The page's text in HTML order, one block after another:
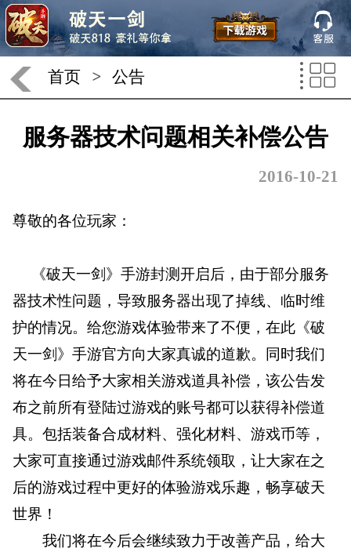
首页 > 公告
服务器技术问题相关补偿公告
2016-10-21
尊敬的各位玩家：
《破天一剑》手游封测开启后，由于部分服务
器技术性问题，导致服务器出现了掉线、临时维
护的情况。给您游戏体验带来了不便，在此《破
天一剑》手游官方向大家真诚的道歉。同时我们
将在今日给予大家相关游戏道具补偿，该公告发
布之前所有登陆过游戏的账号都可以获得补偿道
具。包括装备合成材料、强化材料、游戏币等，
大家可直接通过游戏邮件系统领取，让大家在之
后的游戏过程中更好的体验游戏乐趣，畅享破天
世界！
我们将在今后会继续致力于改善产品，给大